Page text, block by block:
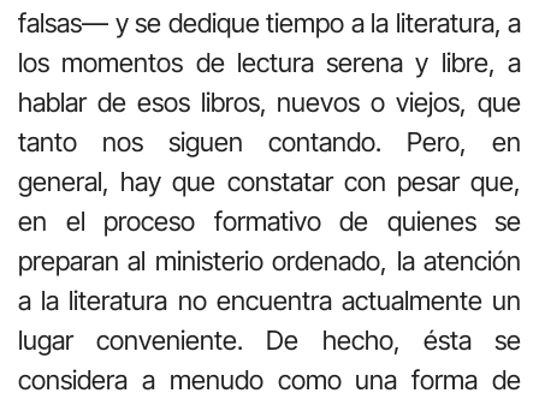
falsas— y se dedique tiempo a la literatura, a
los momentos de lectura serena y libre, a
hablar de esos libros, nuevos o viejos, que
tanto nos siguen contando. Pero, en
general, hay que constatar con pesar que,
en el proceso formativo de quienes se
preparan al ministerio ordenado, la atención
a la literatura no encuentra actualmente un
lugar conveniente. De hecho, ésta se
considera a menudo como una forma de